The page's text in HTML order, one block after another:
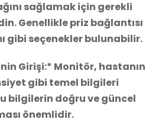
sağlamak için gerekli
Genellikle priz bağlantısı
gibi seçenekler bulunabilir.
Girişi:* Monitör, hastanın
gibi temel bilgileri
bilgilerin doğru ve güncel
önemlidir.